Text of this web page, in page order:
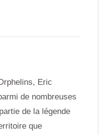
Eric
de nombreuses
de la légende
que